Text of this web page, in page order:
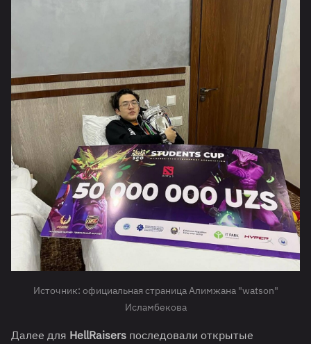
Источник: официальная страница Алимжана "watson"
Исламбекова
Далее для HellRaisers последовали открытые